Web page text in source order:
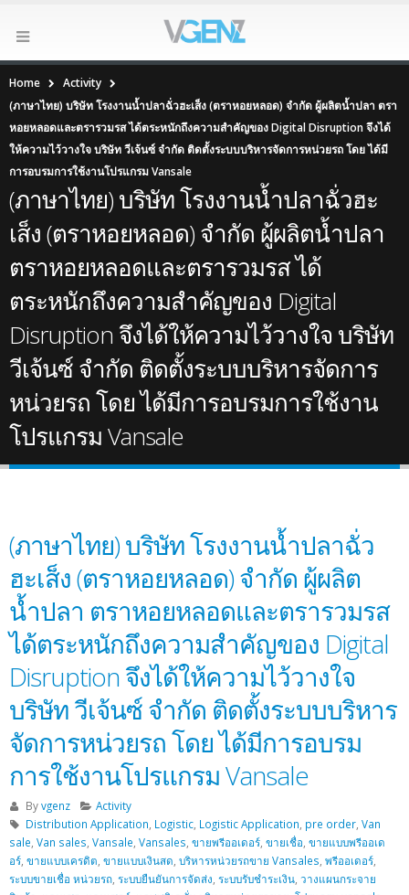
Home
Activity
(ภาษาไทย) บริษัท โรงงานน้ำปลาฉั่วฮะเส็ง (ตราหอยหลอด) จำกัด ผู้ผลิตน้ำปลา ตรา
หอยหลอดและตรารวมรส ได้ตระหนักถึงความสำคัญของ Digital Disruption จึงได้
ให้ความไว้วางใจ บริษัท วีเจ้นซ์ จำกัด ติดตั้งระบบบริหารจัดการหน่วยรถ โดย ได้มี
การอบรมการใช้งานโปรแกรม Vansale
(ภาษาไทย) บริษัท โรงงานน้ำปลาฉั่วฮะ
เส็ง (ตราหอยหลอด) จำกัด ผู้ผลิตน้ำปลา
ตราหอยหลอดและตรารวมรส ได้
ตระหนักถึงความสำคัญของ Digital
Disruption จึงได้ให้ความไว้วางใจ บริษัท
วีเจ้นซ์ จำกัด ติดตั้งระบบบริหารจัดการ
หน่วยรถ โดย ได้มีการอบรมการใช้งาน
โปรแกรม Vansale
(ภาษาไทย) บริษัท โรงงานน้ำปลาฉั่ว
ฮะเส็ง (ตราหอยหลอด) จำกัด ผู้ผลิต
น้ำปลา ตราหอยหลอดและตรารวมรส
ได้ตระหนักถึงความสำคัญของ Digital
Disruption จึงได้ให้ความไว้วางใจ
บริษัท วีเจ้นซ์ จำกัด ติดตั้งระบบบริหาร
จัดการหน่วยรถ โดย ได้มีการอบรม
การใช้งานโปรแกรม Vansale
Byvgenz
Activity
Distribution Application Logistic, Logistic Application pre order, Van
sale Van sales Vansale Vansales ขายพรีออเดอร์ ขายเชื่อ ขายแบบพรีออเด
อร์ ขายแบบเครดิต ขายแบบเงินสด บริหารหน่วยรถขาย Vansales พรีออเดอร์
ระบบขายเชื่อ หน่วยรถ ระบบยืนยันการจัดส่ง ระบบรับชำระเงิน วางแผนกระจาย